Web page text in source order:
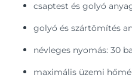
csaptest és golyó
golyó és szártömítés
névleges nyomás: 30
maximális üzemi